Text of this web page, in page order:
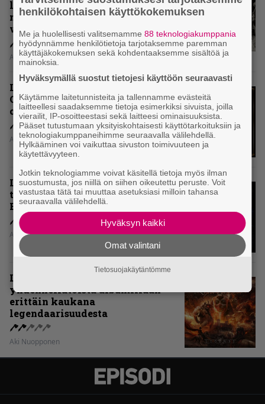
levytyksen jälkeen ei voi
mitenkään täyttää odotuksia. Vai
voiko?
Aki Nuopponen
Levyarvio: Dirkschneider & The
Old Gang -albumista ei aina tiedä,
onko se tosissaan tehty vai ei
Aki Nuopponen
Levyarvio: Onko Steelbound jo
täydellisintä mahdollista Battle
Beastia?
Aki Nuopponen
Levyarvio: Sabaton on
yhdennellätoista albumillaan
erittäin kaukana
legendaarisuudesta
Aki Nuopponen
henkilökohtaisen käyttökokemuksen
Me ja huolellisesti valitsemamme88 teknologiakumppania
hyödynnämme henkilötietoja tarjotaksemme paremman
käyttäjäkokemuksen sekä kohdentaaksemme sisältöä ja
mainoksia.
Hyväksymällä suostut tietojesi käyttöön seuraavasti
Käytämme laitetunnisteita ja tallennamme evästeitä
laitteellesi saadaksemme tietoja esimerkiksi sivuista, joilla
vierailit, IP-osoitteestasi sekä laitteesi ominaisuuksista.
Pääset tutustumaan yksityiskohtaisesti käyttötarkoituksiin ja
teknologiakumppaneihimme seuraavalla välilehdellä.
Hylkääminen voi vaikuttaa sivuston toimivuuteen ja
käytettävyyteen.
Jotkin teknologiamme voivat käsitellä tietoja myös ilman
suostumusta, jos niillä on siihen oikeutettu peruste. Voit
vastustaa tätä tai muuttaa asetuksiasi milloin tahansa
seuraavalla välilehdellä.
Hyväksyn kaikki
Omat valintani
Tietosuojakäytäntömme